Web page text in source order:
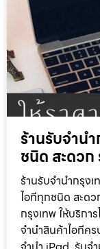
ร้านรับจำน
ชนิด สะดวก
ร้านรับจำนำกรุง
ไอทีทุกชนิด สะดว
กรุงเทพ ให้บริกา
จำนำสินค้าไอทีค